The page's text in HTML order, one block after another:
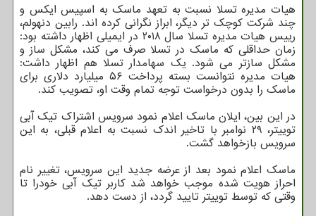
هیات مدیره تسلا نسبت به تعهد ماسک به اسپیس ایکس و
چند شرکت کوچک تر دیگر، ابراز نگرانی کرده اند. رابین دنهولم،
رییس هیات مدیره تسلا سال ۲۰۱۸ در ایمیلی اظهار داشته بود:
زمان حداقلی که ماسک در تسلا صرف می کند، مشکل ساز و
مشکل سازتر می شود. یک سهامدار تسلا هم اظهار داشت:
هیات مدیره نتوانست بسته پرداخت ۵۶ میلیارد دلاری برای
ماسک را بدون درخواست توجه تمام وقت او، تصویب کند.
در این بین، ایلان ماسک اعلام نمود سرویس اشتراک تیک آبی
توییتر، ۲۹ نوامبر با تاخیر اندک نسبت به اعلام قبلی، به این
سرویس بازخواهد گشت.
ماسک اعلام نمود بعد از عرضه جدید این سرویس، تغییر نام
احراز هویت شده موجب خواهد شد کاربر تیک آبی خودرا تا
وقتی که توسط توییتر تایید گردد، از دست دهد.